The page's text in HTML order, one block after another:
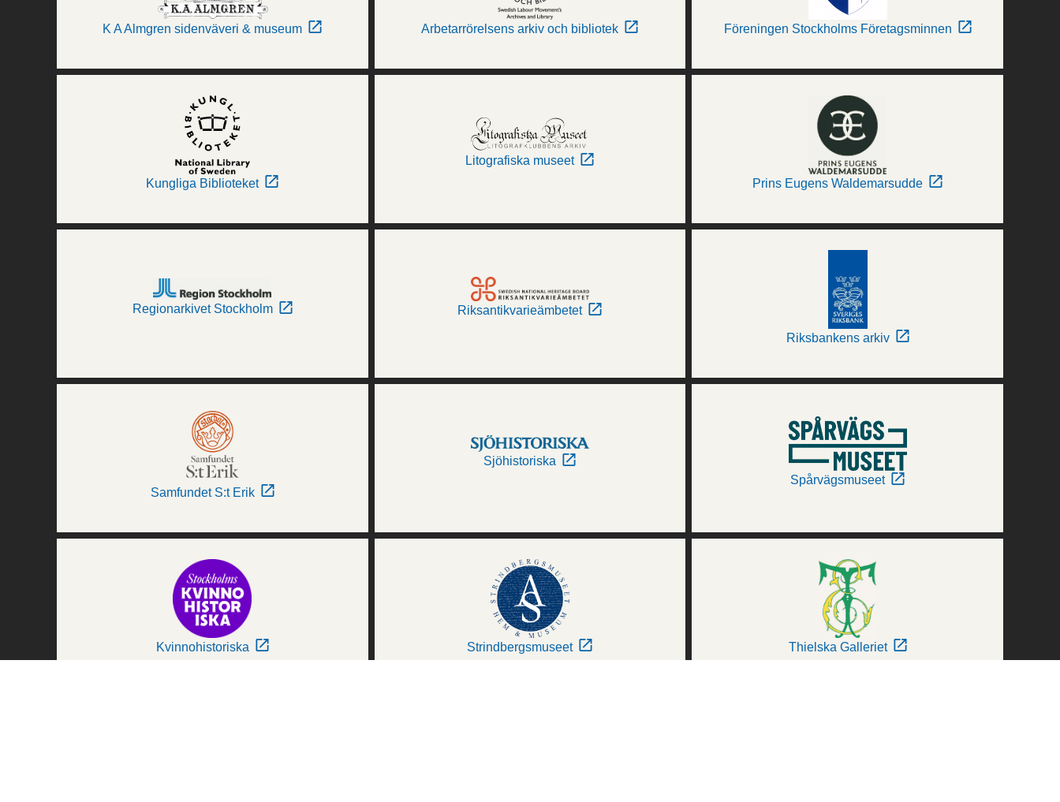
K A Almgren sidenväveri & museum Arbetarrörelsens arkiv och bibliotek Föreningen Stockholms Företagsminnen
Kungliga Biblioteket
Litografiska museet
Prins Eugens Waldemarsudde
Regionarkivet Stockholm Riksantikvarieämbetet
Riksbankens arkiv
Samfundet S:t Erik
Sjöhistoriska
Spårvägsmuseet
Kvinnohistoriska Strindbergsmuseet Thielska Galleriet